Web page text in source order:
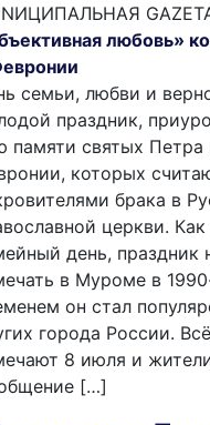
любовь»
семьи, любви и
праздник,
памяти святых Петра
которых
брака в
церкви.
день, праздник
в Муроме в
он стал
города России.
8 июля и
[…]